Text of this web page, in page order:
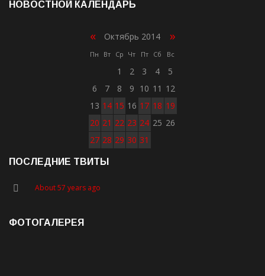
НОВОСТНОЙ КАЛЕНДАРЬ
« Октябрь 2014 »
Пн Вт Ср Чт Пт Сб Вс
1 2 3 4
5
6
7 8 9 10 11 12
13 14 15 16 17 18 19
20 21 22 23 24 25 26
27 28 29 30 31
ПОСЛЕДНИЕ ТВИТЫ
About 57 years ago
ФОТОГАЛЕРЕЯ